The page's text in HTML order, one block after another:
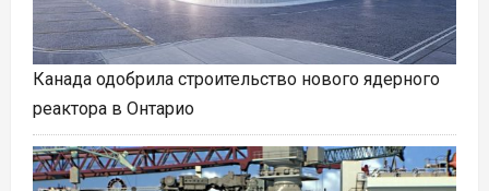
Канада одобрила строительство нового ядерного
реактора в Онтарио